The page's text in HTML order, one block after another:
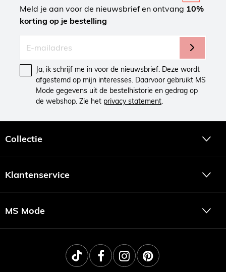
Meld je aan voor de nieuwsbrief en ontvang 10%
korting op je bestelling
Ja, ik schrijf me in voor de nieuwsbrief. Deze wordt
afgestemd op mijn interesses. Daarvoor gebruikt MS
Mode gegevens uit de bestelhistorie en gedrag op
de webshop. Zie het privacy statement.
Collectie
Klantenservice
MS Mode